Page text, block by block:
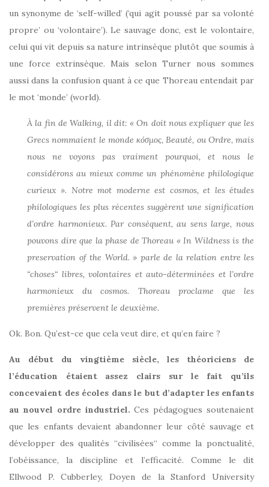
un synonyme de ‘self-willed’ (‘qui agit poussé par sa volonté
propre’ ou ‘volontaire’). Le sauvage donc, est le volontaire,
celui qui vit depuis sa nature intrinsèque plutôt que soumis à
une force extrinsèque. Mais selon Turner nous sommes
aussi dans la confusion quant à ce que Thoreau entendait par
le mot ‘monde’ (world).
À la fin de Walking, il dit: « On doit nous expliquer que les
Grecs nommaient le monde κόσμος, Beauté, ou Ordre, mais
nous ne voyons pas vraiment pourquoi, et nous le
considérons au mieux comme un phénomène philologique
curieux ». Notre mot moderne est cosmos, et les études
philologiques les plus récentes suggèrent une signification
d’ordre harmonieux. Par conséquent, au sens large, nous
pouvons dire que la phase de Thoreau « In Wildness is the
preservation of the World. » parle de la relation entre les
“choses“ libres, volontaires et auto-déterminées et l’ordre
harmonieux du cosmos. Thoreau proclame que les
premières préservent le deuxième.
Ok. Bon. Qu’est-ce que cela veut dire, et qu’en faire ?
Au début du vingtième siècle, les théoriciens de
l’éducation étaient assez clairs sur le fait qu’ils
concevaient des écoles dans le but d’adapter les enfants
au nouvel ordre industriel. Ces pédagogues soutenaient
que les enfants devaient abandonner leur côté sauvage et
développer des qualités “civilisées“ comme la ponctualité,
l’obéissance, la discipline et l’efficacité. Comme le dit
Ellwood P. Cubberley, Doyen de la Stanford University